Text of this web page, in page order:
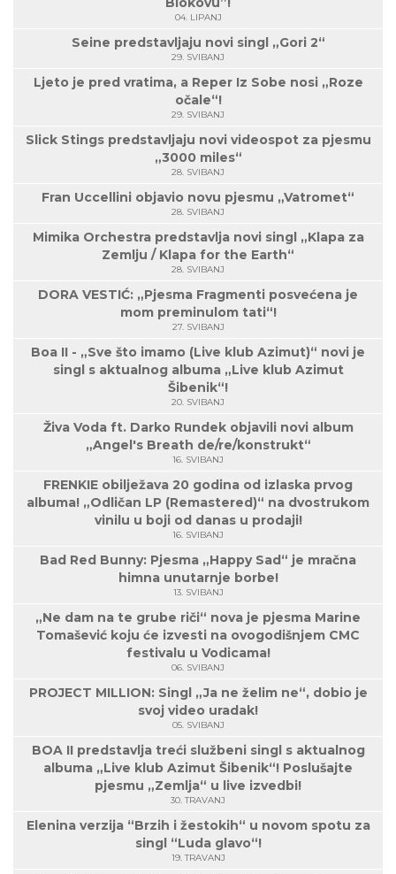
04. LIPANJ
Seine predstavljaju novi singl „Gori 2“
29. SVIBANJ
Ljeto je pred vratima, a Reper Iz Sobe nosi „Roze
očale“!
29. SVIBANJ
Slick Stings predstavljaju novi videospot za pjesmu
„3000 miles“
28. SVIBANJ
Fran Uccellini objavio novu pjesmu „Vatromet“
28. SVIBANJ
Mimika Orchestra predstavlja novi singl „Klapa za
Zemlju / Klapa for the Earth“
28. SVIBANJ
DORA VESTIĆ: „Pjesma Fragmenti posvećena je
mom preminulom tati“!
27. SVIBANJ
Boa II - „Sve što imamo (Live klub Azimut)“ novi je
singl s aktualnog albuma „Live klub Azimut
Šibenik“!
20. SVIBANJ
Živa Voda ft. Darko Rundek objavili novi album
„Angel's Breath de/re/konstrukt“
16. SVIBANJ
FRENKIE obilježava 20 godina od izlaska prvog
albuma! „Odličan LP (Remastered)“ na dvostrukom
vinilu u boji od danas u prodaji!
16. SVIBANJ
Bad Red Bunny: Pjesma „Happy Sad“ je mračna
himna unutarnje borbe!
13. SVIBANJ
„Ne dam na te grube riči“ nova je pjesma Marine
Tomašević koju će izvesti na ovogodišnjem CMC
festivalu u Vodicama!
06. SVIBANJ
PROJECT MILLION: Singl „Ja ne želim ne“, dobio je
svoj video uradak!
05. SVIBANJ
BOA II predstavlja treći službeni singl s aktualnog
albuma „Live klub Azimut Šibenik“! Poslušajte
pjesmu „Zemlja“ u live izvedbi!
30. TRAVANJ
Elenina verzija “Brzih i žestokih“ u novom spotu za
singl “Luda glavo“!
19. TRAVANJ